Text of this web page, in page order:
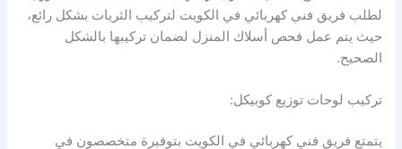
لطلب فريق فني كهربائي في الكويت لتركيب الثريات بشكل رائع،
حيث يتم عمل فحص أسلاك المنزل لضمان تركيبها بالشكل
الصحيح.
تركيب لوحات توزيع كوبيكل:
يتمتع فريق فني كهربائي في الكويت بتوفيرة متخصصون في